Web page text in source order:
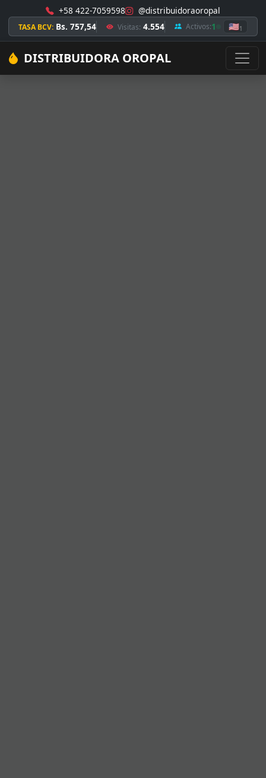
+58 422-7059598 @distribuidoraoropal
TASA BCV: Bs. 757,54 Visitas: 4.554 Activos:1 🇺🇸1
DISTRIBUIDORA OROPAL